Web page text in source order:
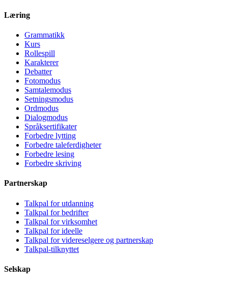
Læring
Grammatikk
Kurs
Rollespill
Karakterer
Debatter
Fotomodus
Samtalemodus
Setningsmodus
Ordmodus
Dialogmodus
Språksertifikater
Forbedre lytting
Forbedre taleferdigheter
Forbedre lesing
Forbedre skriving
Partnerskap
Talkpal for utdanning
Talkpal for bedrifter
Talkpal for virksomhet
Talkpal for ideelle
Talkpal for videreselgere og partnerskap
Talkpal-tilknyttet
Selskap